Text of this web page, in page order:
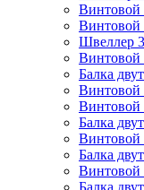
Винтовой
Винтовой
Швеллер
Винтовой
Балка
Винтовой
Винтовой
Балка
Винтовой
Балка
Винтовой